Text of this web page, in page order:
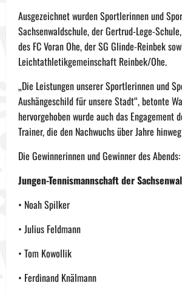
Ausgezeichnet wurden Sportlerinnen und
Sachsenwaldschule, der Gertrud-Lege-
des FC Voran Ohe, der SG Glinde-Reinbek
Leichtathletikgemeinschaft Reinbek/Ohe.
„Die Leistungen unserer Sportlerinnen und
Aushängeschild für unsere Stadt“, betonte
hervorgehoben wurde auch das Engagement
Trainer, die den Nachwuchs über Jahre
Die Gewinnerinnen und Gewinner des Abends:
Jungen-Tennismannschaft der
• Noah Spilker
• Julius Feldmann
• Tom Kowollik
• Ferdinand Knälmann